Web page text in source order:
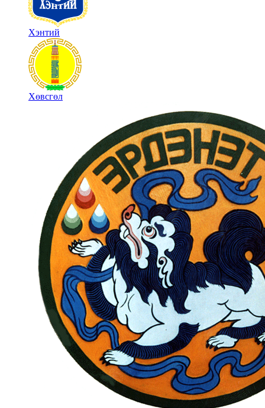
Хэнтий
Хөвсгөл